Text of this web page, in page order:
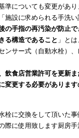
についても変更があり
施設に求められる手洗
の手指の再汚染が防止
る構造であること 」と
ンサー式（自動水栓）
飲食店営業許可を更新
変更する必要がありま
に交換をして頂いた事
に使用致します厨房手